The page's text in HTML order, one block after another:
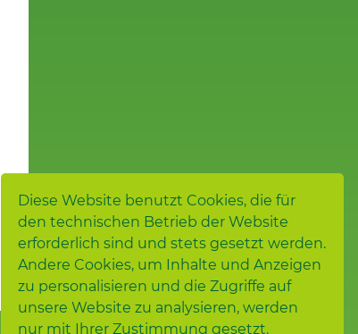
Diese Website benutzt Cookies, die für
den technischen Betrieb der Website
erforderlich sind und stets gesetzt werden.
Andere Cookies, um Inhalte und Anzeigen
zu personalisieren und die Zugriffe auf
unsere Website zu analysieren, werden
nur mit Ihrer Zustimmung gesetzt.